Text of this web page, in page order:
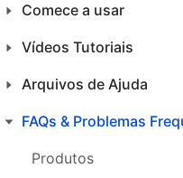
Comece a usar
Introdução aos
Plataformas
Primeiros Passos
Vídeos Tutoriais
Financeiro
Integrações
Produtos
Arquivos de Ajuda
Home
Produtos
FAQs & Problemas
Produtos